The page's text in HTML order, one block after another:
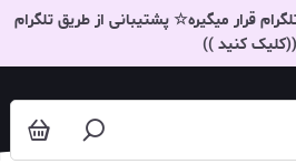
اکسسوری
قرار میگیره☆ پشتیبانی از طریق تلگرام
((کلیک کنید ))